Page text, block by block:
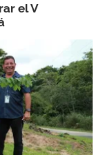
el V